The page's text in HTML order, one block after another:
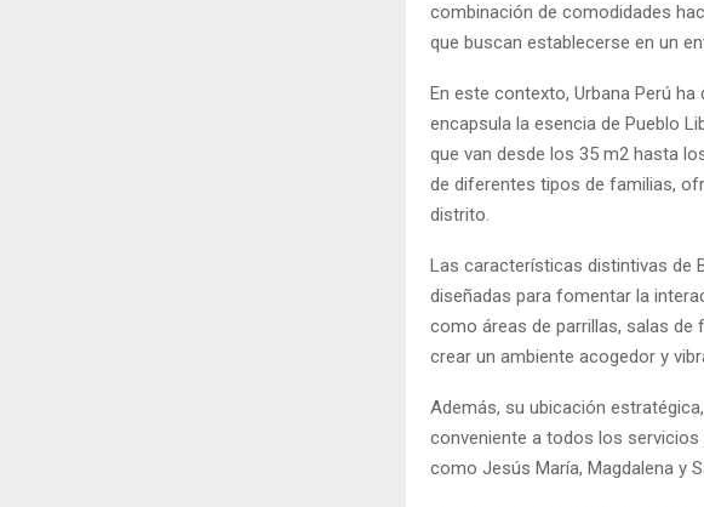
combinación de comodidades
que buscan establecerse en un
En este contexto, Urbana Perú
encapsula la esencia de Pueblo
que van desde los 35 m2 hasta
de diferentes tipos de familias,
distrito.
Las características distintivas de
diseñadas para fomentar la
como áreas de parrillas, salas de
crear un ambiente acogedor y
Además, su ubicación
conveniente a todos los
como Jesús María, Magdalena y